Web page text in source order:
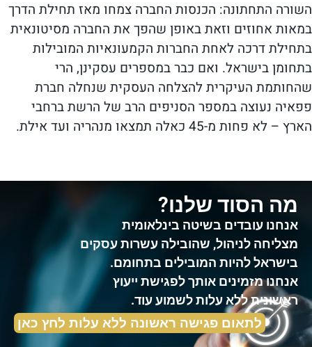
השורה התחתונה: הכנסות החברה צמחו מאז תחילת הדרך
במאות אחוזים וזאת באופן שהפך את החברה מסיטונאית
בתחילת דרכה לאחת החברות הקמעונאיות המובילות
בתחומן בישראל. ואם כבר במספרים עסקינן, הרי
שהחותמת העיקרית להצלחה העסקית שנחלה חברת
פפאיה נעוצה במספר הסניפים הרב של הרשת ברחבי
הארץ – לא פחות מ-45 כאלה תמצאו מנהריה ועד אילת.
מה הסוד שלנו?
אנחנו עובדים בשיטה בינלאומית
מצליחה לניהול, שהובילה עשרות עסקים
בישראל להיות המובילים בתחומם.
אנחנו מזמינים אותך לפגישת ייעוץ
ראשונית ללא עלות לשמוע עוד.
לתאום פגישה ראשונה ללא עלות לחץ כאן